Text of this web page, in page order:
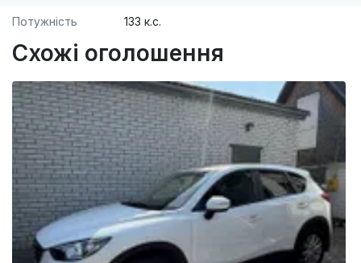
Потужність 133 к.с.
Схожі оголошення